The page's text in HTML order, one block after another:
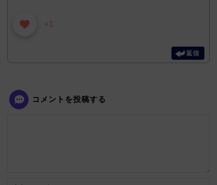
+1
返信
コメントを投稿する